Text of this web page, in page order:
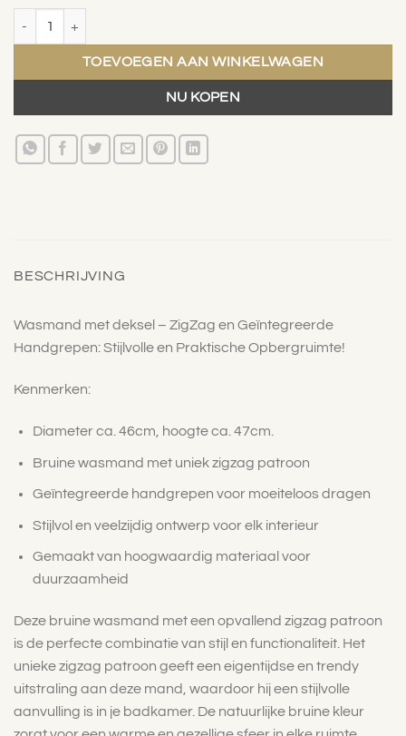
TOEVOEGEN AAN WINKELWAGEN
NU KOPEN
BESCHRIJVING
Wasmand met deksel – ZigZag en Geïntegreerde
Handgrepen: Stijlvolle en Praktische Opbergruimte!
Kenmerken:
Diameter ca. 46cm, hoogte ca. 47cm.
Bruine wasmand met uniek zigzag patroon
Geïntegreerde handgrepen voor moeiteloos dragen
Stijlvol en veelzijdig ontwerp voor elk interieur
Gemaakt van hoogwaardig materiaal voor
duurzaamheid
Deze bruine wasmand met een opvallend zigzag patroon
is de perfecte combinatie van stijl en functionaliteit. Het
unieke zigzag patroon geeft een eigentijdse en trendy
uitstraling aan deze mand, waardoor hij een stijlvolle
aanvulling is in je badkamer. De natuurlijke bruine kleur